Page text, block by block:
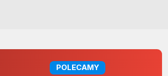
POLECAMY